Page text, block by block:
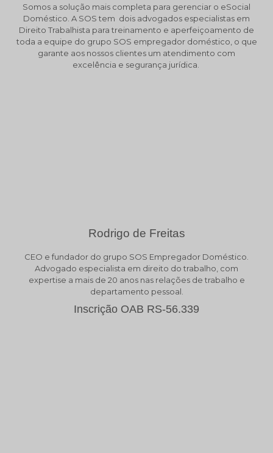
Somos a solução mais completa para gerenciar o eSocial
Doméstico. A SOS tem dois advogados especialistas em
Direito Trabalhista para treinamento e aperfeiçoamento de
toda a equipe do grupo SOS empregador doméstico, o que
garante aos nossos clientes um atendimento com
excelência e segurança jurídica.
Rodrigo de Freitas
CEO e fundador do grupo SOS Empregador Doméstico.
Advogado especialista em direito do trabalho, com
expertise a mais de 20 anos nas relações de trabalho e
departamento pessoal.
Inscrição OAB RS-56.339